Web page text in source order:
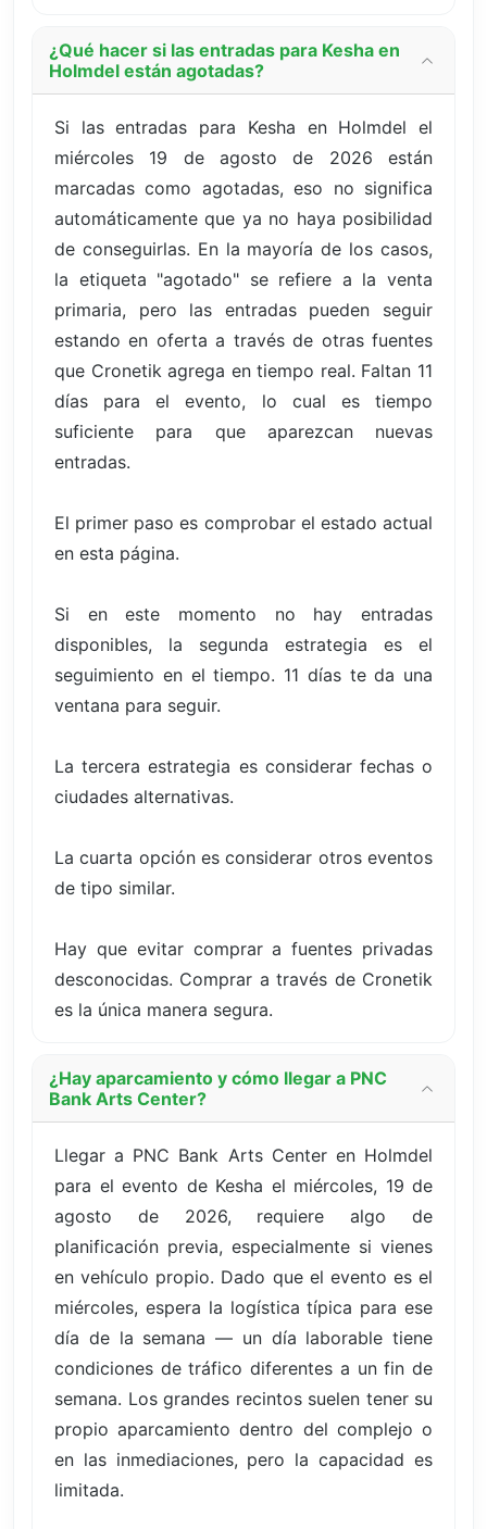
¿Qué hacer si las entradas para Kesha en
Holmdel están agotadas?
Si las entradas para Kesha en Holmdel el
miércoles 19 de agosto de 2026 están
marcadas como agotadas, eso no significa
automáticamente que ya no haya posibilidad
de conseguirlas. En la mayoría de los casos,
la etiqueta "agotado" se refiere a la venta
primaria, pero las entradas pueden seguir
estando en oferta a través de otras fuentes
que Cronetik agrega en tiempo real. Faltan 11
días para el evento, lo cual es tiempo
suficiente para que aparezcan nuevas
entradas.
El primer paso es comprobar el estado actual
en esta página.
Si en este momento no hay entradas
disponibles, la segunda estrategia es el
seguimiento en el tiempo. 11 días te da una
ventana para seguir.
La tercera estrategia es considerar fechas o
ciudades alternativas.
La cuarta opción es considerar otros eventos
de tipo similar.
Hay que evitar comprar a fuentes privadas
desconocidas. Comprar a través de Cronetik
es la única manera segura.
¿Hay aparcamiento y cómo llegar a PNC
Bank Arts Center?
Llegar a PNC Bank Arts Center en Holmdel
para el evento de Kesha el miércoles, 19 de
agosto de 2026, requiere algo de
planificación previa, especialmente si vienes
en vehículo propio. Dado que el evento es el
miércoles, espera la logística típica para ese
día de la semana — un día laborable tiene
condiciones de tráfico diferentes a un fin de
semana. Los grandes recintos suelen tener su
propio aparcamiento dentro del complejo o
en las inmediaciones, pero la capacidad es
limitada.